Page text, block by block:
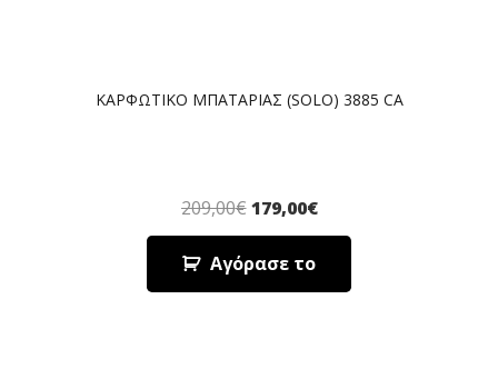
ΚΑΡΦΩΤΙΚΟ ΜΠΑΤΑΡΙΑΣ (SOLO) 3885 CA
209,00€ 179,00€
Αγόρασε το